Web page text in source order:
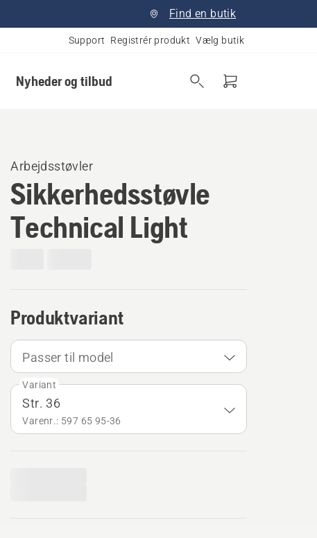
Find en butik
Support Registrér produkt Vælg butik
Nyheder og tilbud
Arbejdsstøvler
Sikkerhedsstøvle
Technical Light
Produktvariant
Passer til model
Variant
Str. 36
Varenr.: 597 65 95‑36